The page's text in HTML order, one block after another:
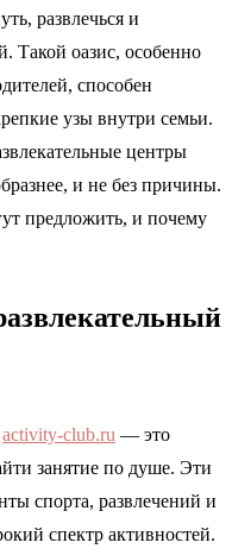
развлечься и
Такой оазис, особенно
способен
узы внутри семьи.
центры
и не без причины.
предложить, и почему
activity-club.ru — это
занятие по душе. Эти
спорта, развлечений и
спектр активностей.